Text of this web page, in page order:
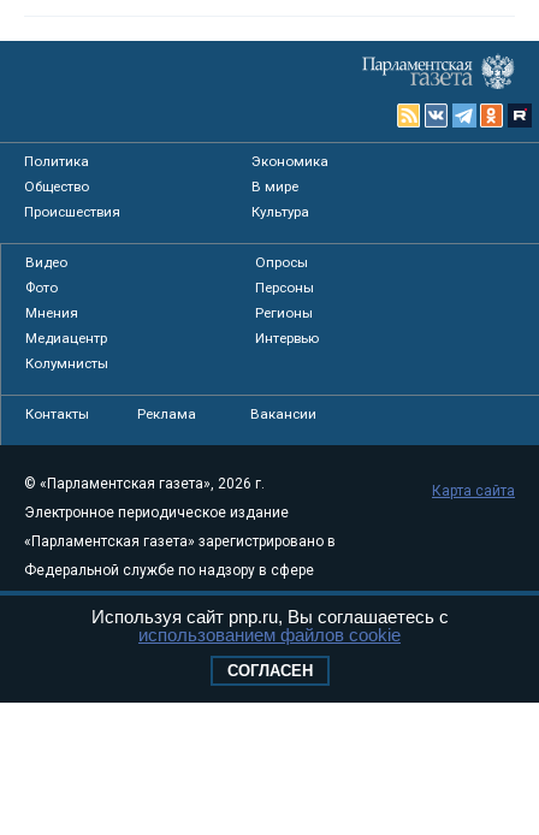
Политика
Экономика
Общество
В мире
Происшествия
Культура
Видео
Опросы
Фото
Персоны
Мнения
Регионы
Медиацентр
Интервью
Колумнисты
Контакты Реклама Вакансии
© «Парламентская газета», 2026 г.
Электронное периодическое издание
«Парламентская газета» зарегистрировано в
Федеральной службе по надзору в сфере
связи, информационных технологий и
массовых коммуникаций (Роскомнадзор) 05
Свидетельство о регистрации Эл № ФС77-
Карта сайта
Используя сайт pnp.ru, Вы соглашаетесь с
использованием файлов cookie
СОГЛАСЕН